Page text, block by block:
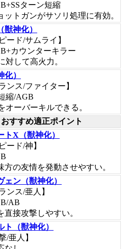
ターン短縮
ットガンがサソリ処理に有効。
獣神化）
ード/サムライ】
カウンターキラー
対して高火力。
化）
ンス/ファイター】
縮/AGB
オーバーキルできる。
おすすめ適正ポイント
トX（獣神化）
ード/神】
方の友情を発動させやすい。
ェン（獣神化）
ンス/亜人】
AB
直接攻撃しやすい。
ト（獣神化）
/亜人】